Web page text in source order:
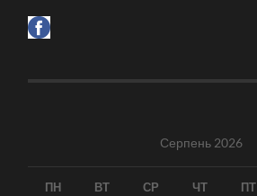
Серпень 2026
ПН ВТ СР ЧТ ПТ